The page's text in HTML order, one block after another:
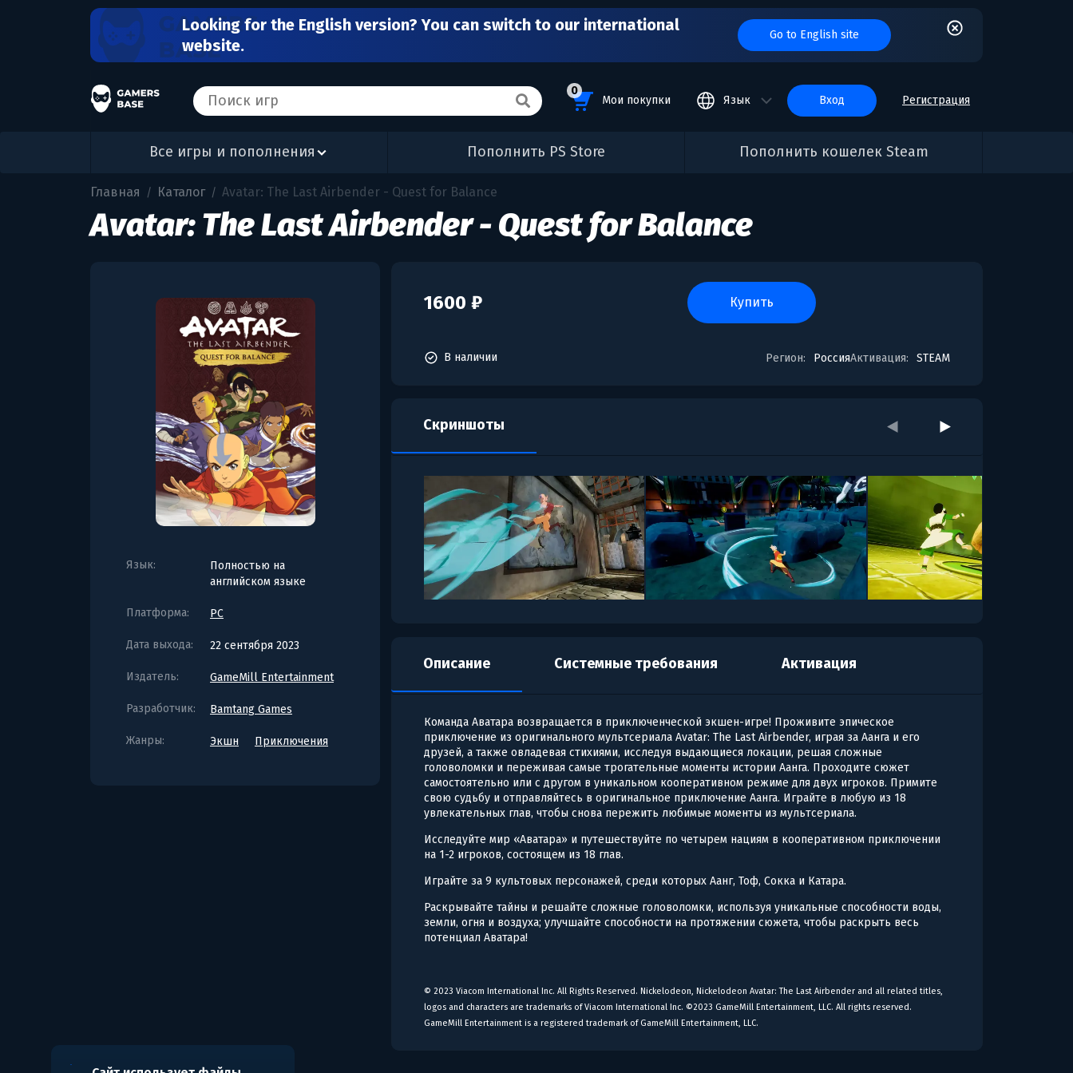
Looking for the English version? You can switch to our international
website.
Go to English site
0
Мои покупки Язык вход Регистрация
Все игры и пополнения Пополнить PS Store Пополнить кошелек Steam
Главная / Каталог / Avatar: The Last Airbender - Quest for Balance
Avatar: The Last Airbender - Quest for Balance
Язык:
Полностью на
английском языке
Платформа: PC
Дата выхода: 22 сентября 2023
Издатель: GameMill Entertainment
Разработчик: Bamtang Games
Жанры: Экшн Приключения
1600 ₽ купить
Регион: РоссияАктивация: STEAM
В наличии
Скриншоты
Описание Системные требования Активация
Команда Аватара возвращается в приключенческой экшен-игре! Проживите эпическое
приключение из оригинального мультсериала Avatar: The Last Airbender, играя за Аанга и его
друзей, а также овладевая стихиями, исследуя выдающиеся локации, решая сложные
головоломки и переживая самые трогательные моменты истории Аанга. Проходите сюжет
самостоятельно или с другом в уникальном кооперативном режиме для двух игроков. Примите
свою судьбу и отправляйтесь в оригинальное приключение Аанга. Играйте в любую из 18
увлекательных глав, чтобы снова пережить любимые моменты из мультсериала.
Исследуйте мир «Аватара» и путешествуйте по четырем нациям в кооперативном приключении
на 1-2 игроков, состоящем из 18 глав.
Играйте за 9 культовых персонажей, среди которых Аанг, Тоф, Сокка и Катара.
Раскрывайте тайны и решайте сложные головоломки, используя уникальные способности воды,
земли, огня и воздуха; улучшайте способности на протяжении сюжета, чтобы раскрыть весь
потенциал Аватара!
© 2023 Viacom International Inc. All Rights Reserved. Nickelodeon, Nickelodeon Avatar: The Last Airbender and all related titles,
logos and characters are trademarks of Viacom International Inc. ©2023 GameMill Entertainment, LLC. All rights reserved.
GameMill Entertainment is a registered trademark of GameMill Entertainment, LLC.